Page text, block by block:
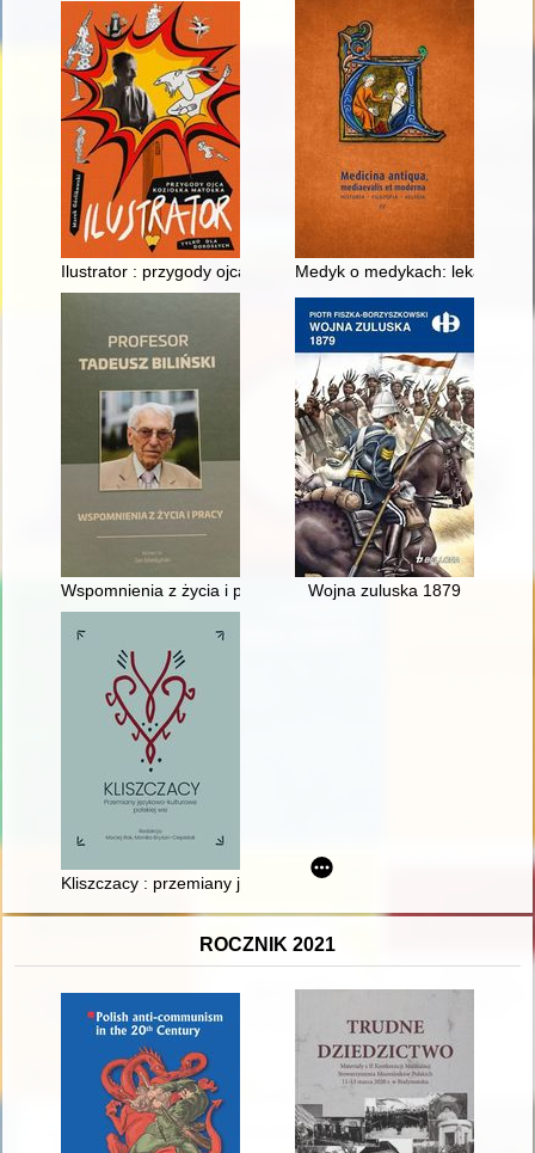
Ilustrator : przygody ojca Koziołka Matołka : tylko dla dorosłych
Medyk o medykach: lekarze w
Wspomnienia z życia i pracy Wojna zuluska 1879
Kliszczacy : przemiany językowo-kulturowe polskiej wsi
ROCZNIK 2021